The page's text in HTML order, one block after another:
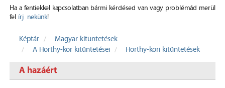
Ha a fentiekkel kapcsolatban bármi kérdésed van vagy problémád merül
fel írj nekünk!
Képtár
Magyar kitüntetések
A Horthy-kor kitüntetései
Horthy-kori kitüntetések
A hazáért